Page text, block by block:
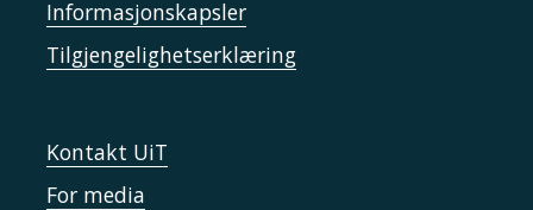
Informasjonskapsler
Tilgjengelighetserklæring
Kontakt UiT
For media